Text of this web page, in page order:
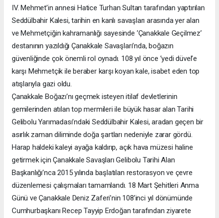
IV. Mehmet’in annesi Hatice Turhan Sultan tarafından yaptırılan
Seddülbahir Kalesi, tarihin en kanlı savaşları arasında yer alan
ve Mehmetçiğin kahramanlığı sayesinde ’Çanakkale Geçilmez’
destanının yazıldığı Çanakkale Savaşları’nda, boğazın
güvenliğinde çok önemli rol oynadı. 108 yıl önce ’yedi düvel’e
karşı Mehmetçik ile beraber karşı koyan kale, isabet eden top
atışlarıyla gazi oldu.
Çanakkale Boğazı’nı geçmek isteyen itilaf devletlerinin
gemilerinden atılan top mermileri ile büyük hasar alan Tarihi
Gelibolu Yarımadası’ndaki Seddülbahir Kalesi, aradan geçen bir
asırlık zaman diliminde doğa şartları nedeniyle zarar gördü.
Harap haldeki kaleyi ayağa kaldırıp, açık hava müzesi haline
getirmek için Çanakkale Savaşları Gelibolu Tarihi Alan
Başkanlığı’nca 2015 yılında başlatılan restorasyon ve çevre
düzenlemesi çalışmaları tamamlandı. 18 Mart Şehitleri Anma
Günü ve Çanakkale Deniz Zaferi’nin 108’inci yıl dönümünde
Cumhurbaşkanı Recep Tayyip Erdoğan tarafından ziyarete